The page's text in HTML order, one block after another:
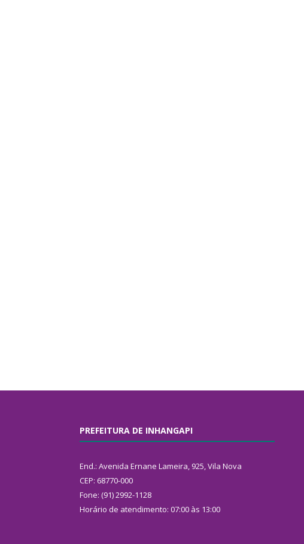
PREFEITURA DE INHANGAPI
End.: Avenida Ernane Lameira, 925, Vila Nova
CEP: 68770-000
Fone: (91) 2992-1128
Horário de atendimento: 07:00 às 13:00